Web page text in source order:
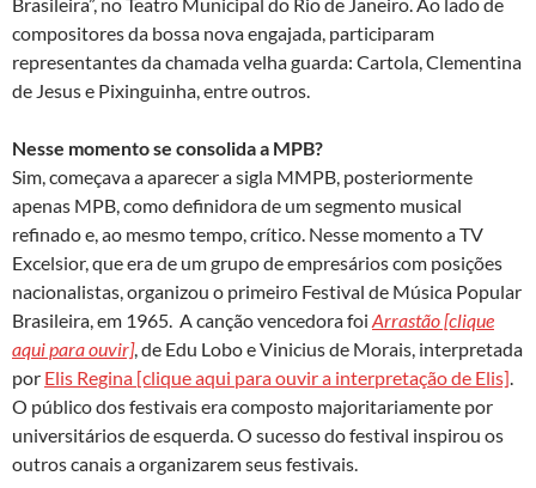
compositores da bossa nova engajada, participaram
representantes da chamada velha guarda: Cartola, Clementina
de Jesus e Pixinguinha, entre outros.
Nesse momento se consolida a MPB?
Sim, começava a aparecer a sigla MMPB, posteriormente
apenas MPB, como definidora de um segmento musical
refinado e, ao mesmo tempo, crítico. Nesse momento a TV
Excelsior, que era de um grupo de empresários com posições
nacionalistas, organizou o primeiro Festival de Música Popular
Brasileira, em 1965. A canção vencedora foi Arrastão [clique
aqui para ouvir], de Edu Lobo e Vinicius de Morais, interpretada
por Elis Regina [clique aqui para ouvir a interpretação de Elis].
O público dos festivais era composto majoritariamente por
universitários de esquerda. O sucesso do festival inspirou os
outros canais a organizarem seus festivais.